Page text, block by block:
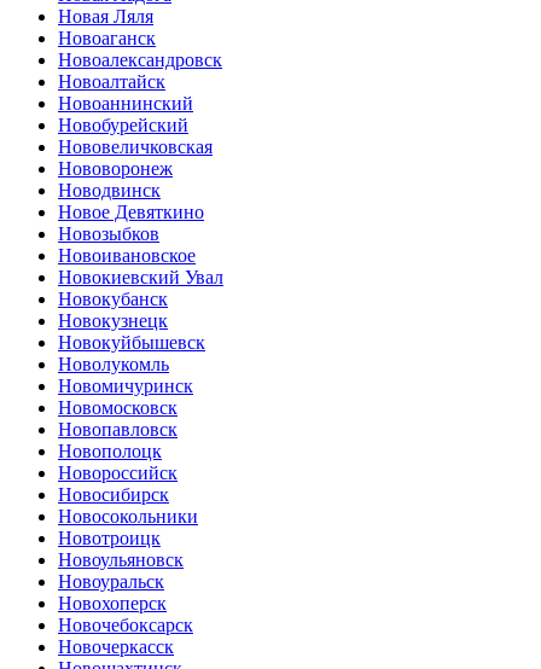
Новая Ляля
Новоаганск
Новоалександровск
Новоалтайск
Новоаннинский
Новобурейский
Нововеличковская
Нововоронеж
Новодвинск
Новое Девяткино
Новозыбков
Новоивановское
Новокиевский Увал
Новокубанск
Новокузнецк
Новокуйбышевск
Новолукомль
Новомичуринск
Новомосковск
Новопавловск
Новополоцк
Новороссийск
Новосибирск
Новосокольники
Новотроицк
Новоульяновск
Новоуральск
Новохоперск
Новочебоксарск
Новочеркасск